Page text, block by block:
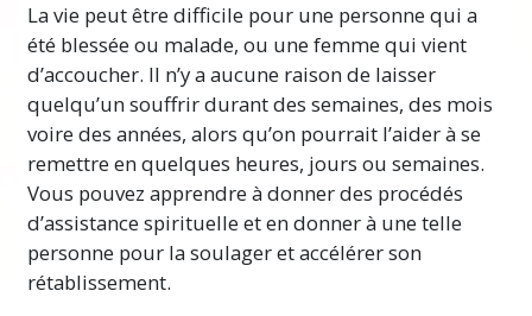
La vie peut être difficile pour une personne qui a
été blessée ou malade, ou une femme qui vient
d’accoucher. Il n’y a aucune raison de laisser
quelqu’un souffrir durant des semaines, des mois
voire des années, alors qu’on pourrait l’aider à se
remettre en quelques heures, jours ou semaines.
Vous pouvez apprendre à donner des procédés
d’assistance spirituelle et en donner à une telle
personne pour la soulager et accélérer son
rétablissement.